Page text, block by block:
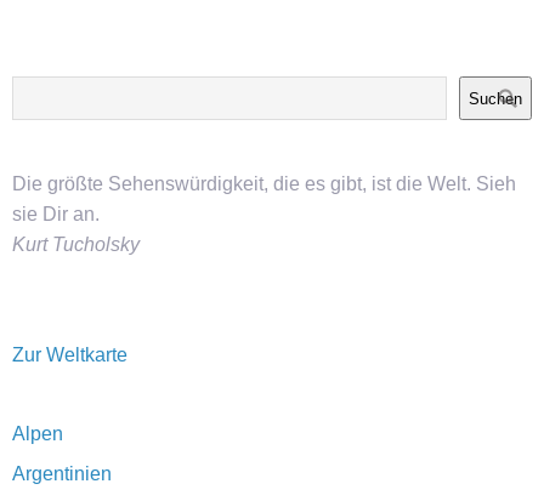
Suchen
Die größte Sehenswürdigkeit, die es gibt, ist die Welt. Sieh
sie Dir an.
Kurt Tucholsky
Zur Weltkarte
Alpen
Argentinien